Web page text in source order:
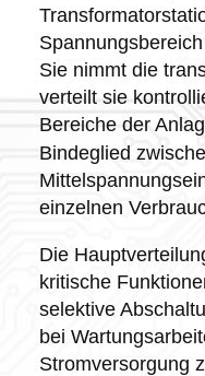
Sie nimmt die
verteilt sie
Bereiche der
Bindeglied
einzelnen
Die
kritische
selektive
bei
Stromversorgung